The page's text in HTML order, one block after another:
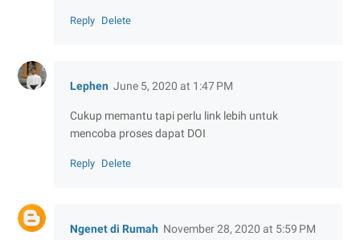
Reply Delete
Lephen June 5, 2020 at 1:47 PM
Cukup memantu tapi perlu link lebih untuk
mencoba proses dapat DOI
Reply Delete
Ngenet di Rumah November 28, 2020 at 5:59 PM